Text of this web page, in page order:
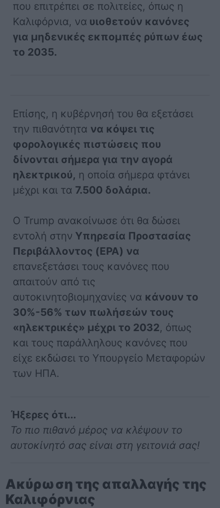
που επιτρέπει σε πολιτείες, όπως η
Καλιφόρνια, να υιοθετούν κανόνες
για μηδενικές εκπομπές ρύπων έως
το 2035.
Επίσης, η κυβέρνησή του θα εξετάσει
την πιθανότητα να κόψει τις
φορολογικές πιστώσεις που
δίνονται σήμερα για την αγορά
ηλεκτρικού, η οποία σήμερα φτάνει
μέχρι και τα 7.500 δολάρια.
Ο Trump ανακοίνωσε ότι θα δώσει
εντολή στην Υπηρεσία Προστασίας
Περιβάλλοντος (EPA) να
επανεξετάσει τους κανόνες που
απαιτούν από τις
αυτοκινητοβιομηχανίες να κάνουν το
30%-56% των πωλήσεών τους
«ηλεκτρικές» μέχρι το 2032, όπως
και τους παράλληλους κανόνες που
είχε εκδώσει το Υπουργείο Μεταφορών
των ΗΠΑ.
Ήξερες ότι...
Το πιο πιθανό μέρος να κλέψουν το
αυτοκίνητό σας είναι στη γειτονιά σας!
Ακύρωση της απαλλαγής της
Καλιφόρνιας